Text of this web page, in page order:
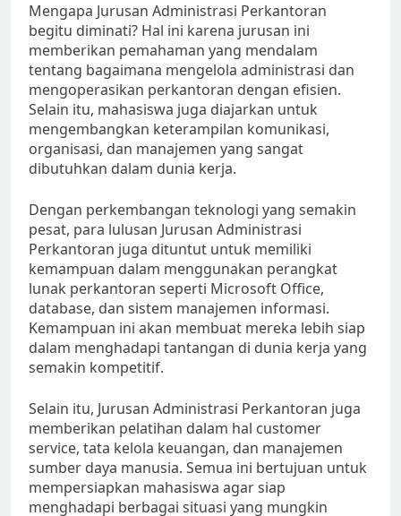
Mengapa Jurusan Administrasi Perkantoran
begitu diminati? Hal ini karena jurusan ini
memberikan pemahaman yang mendalam
tentang bagaimana mengelola administrasi dan
mengoperasikan perkantoran dengan efisien.
Selain itu, mahasiswa juga diajarkan untuk
mengembangkan keterampilan komunikasi,
organisasi, dan manajemen yang sangat
dibutuhkan dalam dunia kerja.
Dengan perkembangan teknologi yang semakin
pesat, para lulusan Jurusan Administrasi
Perkantoran juga dituntut untuk memiliki
kemampuan dalam menggunakan perangkat
lunak perkantoran seperti Microsoft Office,
database, dan sistem manajemen informasi.
Kemampuan ini akan membuat mereka lebih siap
dalam menghadapi tantangan di dunia kerja yang
semakin kompetitif.
Selain itu, Jurusan Administrasi Perkantoran juga
memberikan pelatihan dalam hal customer
service, tata kelola keuangan, dan manajemen
sumber daya manusia. Semua ini bertujuan untuk
mempersiapkan mahasiswa agar siap
menghadapi berbagai situasi yang mungkin